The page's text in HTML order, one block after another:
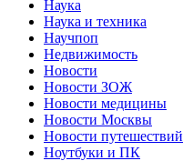
Наука
Наука и техника
Научпоп
Недвижимость
Новости
Новости ЗОЖ
Новости медицины
Новости Москвы
Новости путешествий
Ноутбуки и ПК